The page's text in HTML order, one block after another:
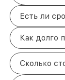
Есть ли
Как долго
Сколько